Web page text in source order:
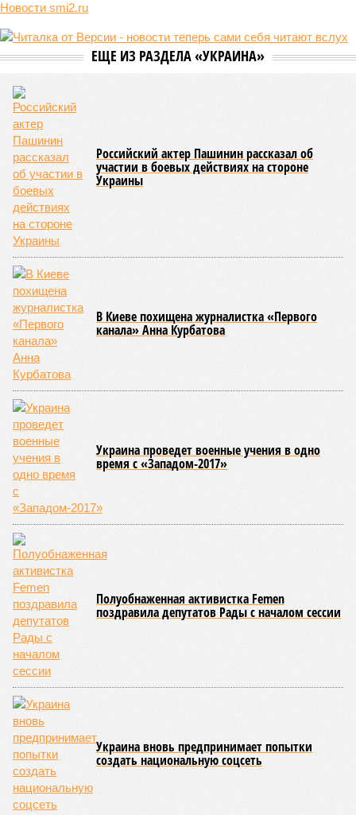
разрешение на ввод жилищного комплекса в эксплуатацию –
улице, картина, можно сказать, прямо противоположная.
Недвижимость
ЖК «Светлый мир «Станция Л»: та же группа компаний-
банкрот Seven Suns Development, та же
схема достройки через Capital Group осенью 2024 года, но
за прошедшие два года результатов, по словам дольщиков,
практически не видно. Поинформациииз профильных
порталов, первую очередь ЖК строители обещают сдать к
декабрю 2026 г., вторую – к марту 2028-го. Но никто при
этом из кураторов стройки не задается вопросом: как эти
сроки должны материализоваться? На строительной
площадке, по свидетельствам дольщиков, регулярно
бывающих у забора, какая-либо техника отсутствует. Ни
бетононасосов, ни работающих кранов, ни признаков
мобилизации подрядчиков. При том, что до «декабря 2026»
осталось менее полугода.
Если в «Сказочном лесу» техзаказчик публично
отчитывался о поэтапной готовности – 90%, затем 97%, с
конкретными инженерными работами (усиление
монолитных конструкций, устранение проектных ошибок) –
то по «Станции Л» подобной публичной отчётности
дольщики не видят. Ни Capital Group, ни кураторы
строительства не подтверждают ни соблюдения графика
строительства, ни объёма фактически выполненных работ.
Напрашивается закономерный вопрос: если
декларируемая «Capital Group модель (достраивать
проблемные объекты SSD») сработала на
Лосиноостровской, почему она не масштабируется на
Люблино? И означает ли отсутствие техники на площадке,
что в реальности подрядчик по «Станции Л» ещё даже не
определён?
Митингии палаточные лагеря у объекта в
2025–2026 годах, похоже, не изменили ситуацию.«В
последние месяцы в личном общении нам перестали
называть даже ориентировочные сроки»
расстроенные дольщики.
Казалось бы, формально ответственность по
достраиванию объекта распределена. Seven Suns
Development – банкрот, часть его структур признана
несостоятельной ещё в 2024 году, бенефициар компании
находится под следствием по ст. 200.3 УК РФ. Достройку
проблемных объектов группы – «Станции Л», «Сказочного
леса» и «В стремлении к свету», согласно информации на